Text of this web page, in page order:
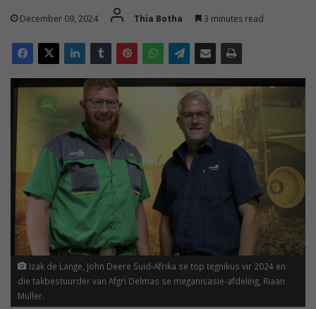
December 09, 2024 Thia Botha 3 minutes read
Izak de Lange, John Deere Suid-Afrika se top tegnikus vir 2024 en
die takbestuurder van Afgri Delmas se meganisasie-afdeling, Riaan
Muller.